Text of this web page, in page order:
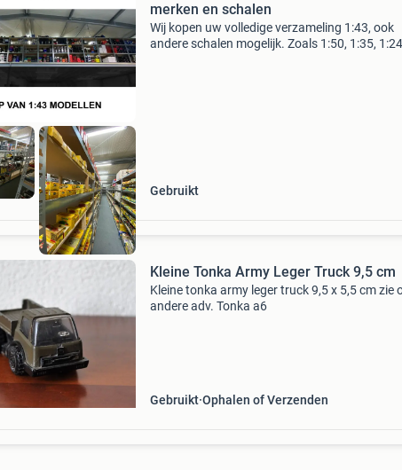
merken en schalen
Wij kopen uw volledige verzameling 1:43, ook
andere schalen mogelijk. Zoals 1:50, 1:35,
Gebruikt
Kleine Tonka Army Leger Truck 9,5 cm
Kleine tonka army leger truck 9,5 x 5,5 cm zie
andere adv. Tonka a6
Gebruikt Ophalen of Verzenden